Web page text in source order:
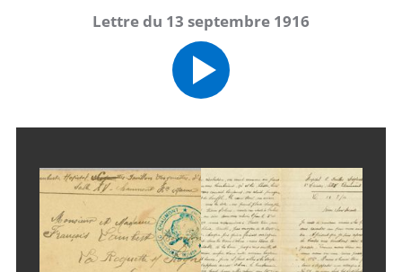
Lettre du 13 septembre 1916